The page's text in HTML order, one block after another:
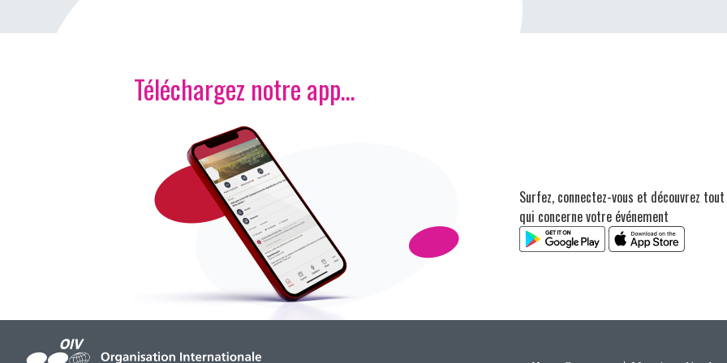
Téléchargez notre app…
Surfez, connectez-vous et découvrez
qui concerne votre événement